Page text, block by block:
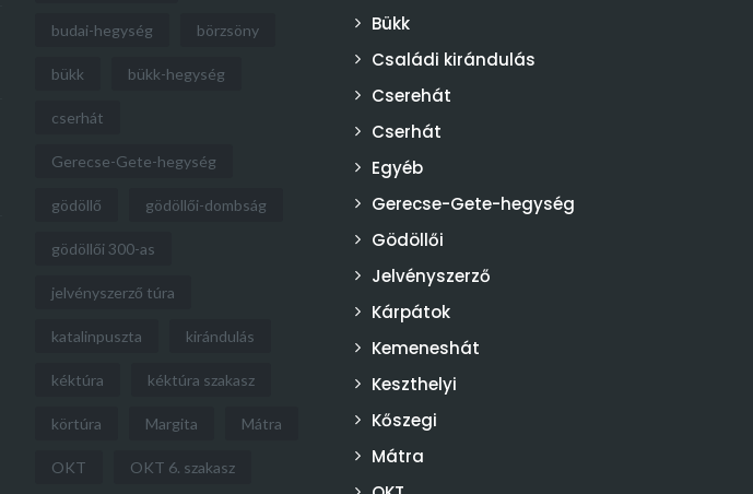
budai-hegység börzsöny
bükk bükk-hegység
cserhát
Gerecse-Gete-hegység
gödöllő gödöllői-dombság
gödöllői 300-as
jelvényszerző túra
katalinpuszta kirándulás
kéktúra kéktúra szakasz
körtúra Margita Mátra
OKT OKT 6. szakasz
Bükk
Családi kirándulás
Cserehát
Cserhát
Egyéb
Gerecse-Gete-hegység
Gödöllői
Jelvényszerző
Kárpátok
Kemeneshát
Keszthelyi
Kőszegi
Mátra